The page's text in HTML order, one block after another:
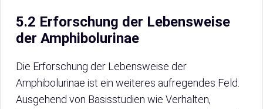
5.2 Erforschung der Lebensweise
der Amphibolurinae
Die Erforschung der Lebensweise der
Amphibolurinae ist ein weiteres aufregendes Feld.
Ausgehend von Basisstudien wie Verhalten,